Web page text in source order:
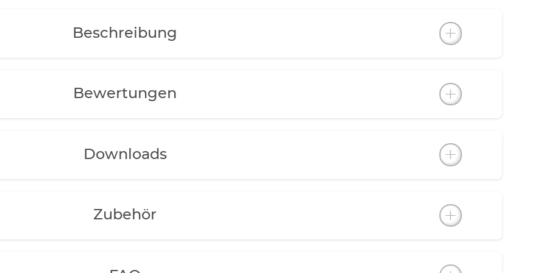
Beschreibung
Bewertungen
Downloads
Zubehör